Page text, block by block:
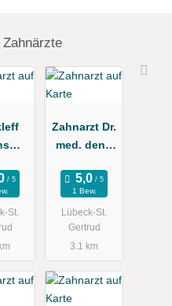
St.
Zahnarzt Dr.
med. dent.
1 Bew.
Lübeck-St.
Gertrud
3.1 km